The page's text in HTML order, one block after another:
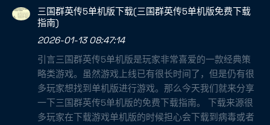
三国群英传5单机版下载(三国群英传5单机版免费下载
指南)
2026-01-13 08:47:14
引言三国群英传5单机版是玩家非常喜爱的一款经典策
略类游戏。虽然游戏上线已有很长时间了，但是仍有很
多玩家想找到单机版进行游戏。那么今天我们就来分享
一下三国群英传5单机版的免费下载指南。 下载来源很
多玩家在下载游戏单机版的时候担心会下载到病毒或者